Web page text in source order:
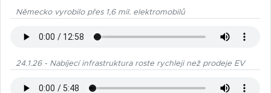
Německo vyrobilo přes 1,6 mil. elektromobilů
24.1.26 - Nabíjecí infrastruktura roste rychleji než prodeje EV